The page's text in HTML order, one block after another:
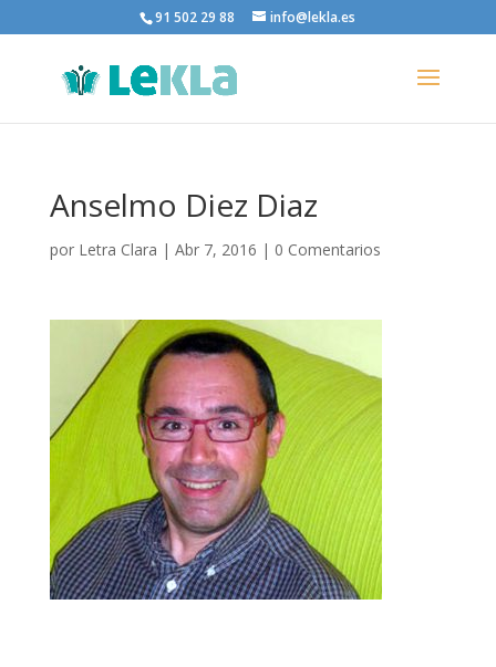
91 502 29 88 info@lekla.es
Anselmo Diez Diaz
por Letra Clara | Abr 7, 2016 | 0 Comentarios